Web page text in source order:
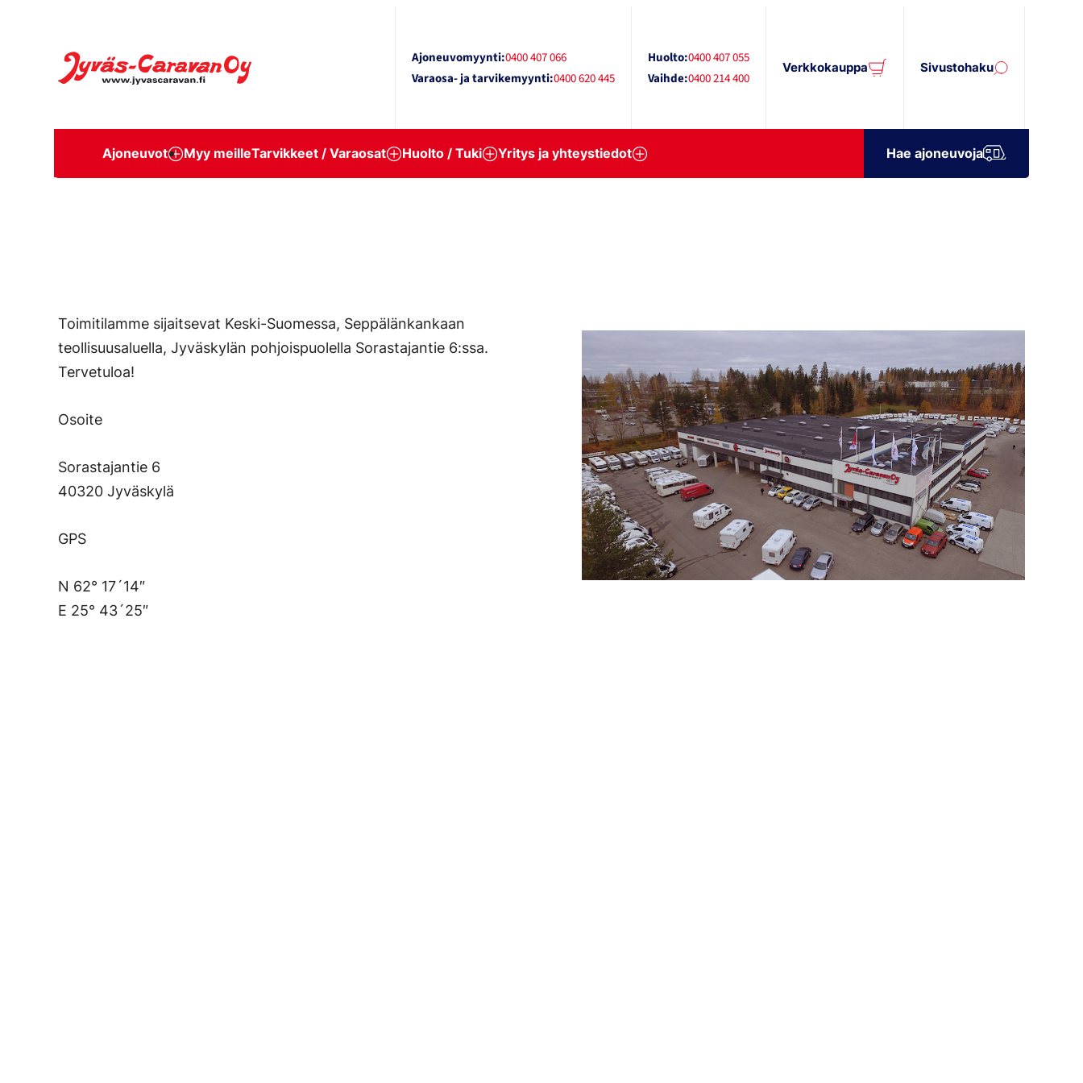
sisältöön
Jyväs-Caravan Oy Ajoneuvomyynti:0400 407 066
Varaosa- ja tarvikemyynti:0400 620 445
Huolto:0400 407 055
Vaihde:0400 214 400
Verkkokauppa Sivustohaku
Ajoneuvot Myy meilleTarvikkeet / Varaosat Huolto / Tuki Yritys ja yhteystiedot Hae ajoneuvoja
Toimitilamme sijaitsevat Keski-Suomessa, Seppälänkankaan
teollisuusaluella, Jyväskylän pohjoispuolella Sorastajantie 6:ssa.
Tervetuloa!
Osoite
Sorastajantie 6
40320 Jyväskylä
GPS
N 62° 17´14″
E 25° 43´25″